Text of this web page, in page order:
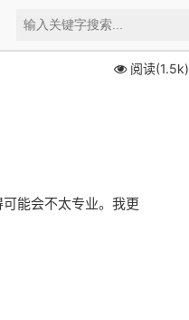
阅读(1.5k)
能会不太专业。我更